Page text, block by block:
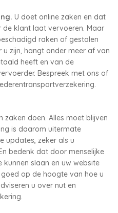
U doet online zaken en dat
klant laat vervoeren. Maar
raken of gestolen
zijn, hangt onder meer af van
heeft en van de
Bespreek met ons of
zaken doen. Alles moet blijven
is daarom uitermate
updates, zeker als u
bedenk dat door menselijke
slaan en uw website
op de hoogte van hoe u
u over nut en